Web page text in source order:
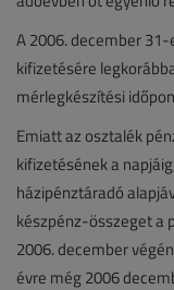
A 2006. december
kifizetésére
mérlegkészítési
Emiatt az osztalék
kifizetésének a
házipénztáradó
készpénz-összeget a
2006. december
évre még 2006